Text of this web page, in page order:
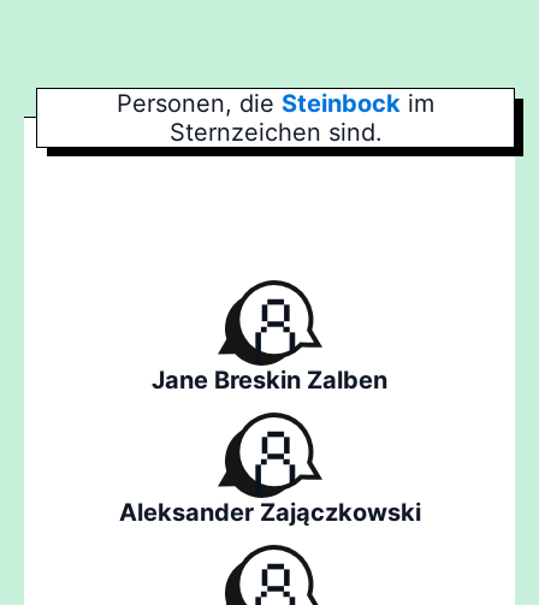
Personen, die Steinbock im
Sternzeichen sind.
Jane Breskin Zalben
Aleksander Zajączkowski